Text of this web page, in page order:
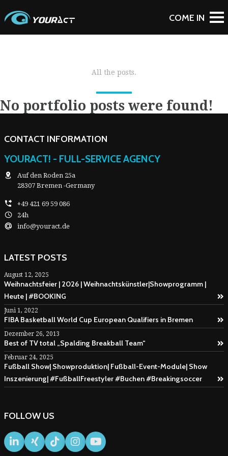
All the posts.
No portfolio posts were found!
CONTACT INFORMATION
YOURACT! - FULL-SERVICE AGENCY
Auf den Roden 25a
28307 Bremen -Germany
+49 421 69 59 086
24h
info@youract.de
LATEST POSTS
August 12, 2025
Weihnachtsfeier | 2026 | Weihnachtskünstler|Showprogramm |
Heute | #BOOKING
Juni 1, 2022
FIBA Basketball World Cup European Qualifiers in Bremen
Dezember 26, 2013
Best of TV total „Spalding Breakball Team“
Februar 24, 2025
Fußball Show| Showproduktion| Fußball-Event-Module| Show
Inszenierung| #FußballFreestyler #Buchen #Breakingsoccer
FOLLOW US